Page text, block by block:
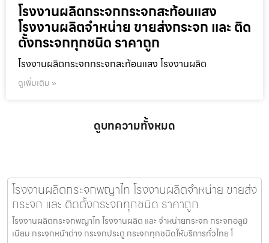
โรงงานผลิตกระจกกระจกสะท้อนแสง
โรงงานผลิตจำหน่าย ขายส่งกระจก และ ติด
ตั้งกระจกทุกชนิด ราคาถูก
โรงงานผลิตกระจกกระจกสะท้อนแสง โรงงานผลิต
ดูเพิ่มเติม »
ดูบทความทั้งหมด
โรงงานผลิตกระจกพญาไท โรงงานผลิตจำหน่าย ขายส่ง
กระจก และ ติดตั้งกระจกทุกชนิด ราคาถูก
โรงงานผลิตกระจกพญาไท โรงงานผลิต และ จำหน่ายกระจก กระจกอลูมิ
เนียม กระจกหน้าต่าง กระจกประตู กระจกทุกชนิดให้บริการทั่วไทย โ